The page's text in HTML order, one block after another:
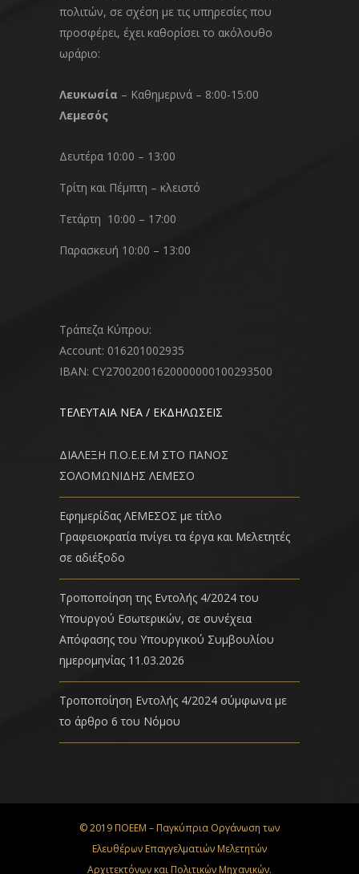
πολιτών, σε σχέση με τις υπηρεσίες που
προσφέρει, έχει καθορίσει το ακόλουθο
ωράριο:
Λευκωσία – Καθημερινά – 8:00-15:00
Λεμεσός
Δευτέρα 10:00 – 13:00
Τρίτη και Πέμπτη – κλειστό
Τετάρτη 10:00 – 17:00
Παρασκευή 10:00 – 13:00
Τράπεζα Κύπρου:
Account: 016201002935
IBAN: CY27002001620000000100293500
ΤΕΛΕΥΤΑΙΑ ΝΕΑ / ΕΚΔΗΛΩΣΕΙΣ
ΔΙΑΛΕΞΗ Π.Ο.Ε.Ε.Μ ΣΤΟ ΠΑΝΟΣ
ΣΟΛΟΜΩΝΙΔΗΣ ΛΕΜΕΣΟ
Εφημερίδας ΛΕΜΕΣΟΣ με τίτλο
Γραφειοκρατία πνίγει τα έργα και Μελετητές
σε αδιέξοδο
Τροποποίηση της Εντολής 4/2024 του
Υπουργού Εσωτερικών, σε συνέχεια
Απόφασης του Υπουργικού Συμβουλίου
ημερομηνίας 11.03.2026
Τροποποίηση Εντολής 4/2024 σύμφωνα με
το άρθρο 6 του Νόμου
© 2019 ΠΟΕΕΜ – Παγκύπρια Οργάνωση των
Ελευθέρων Επαγγελματιών Μελετητών
Αρχιτεκτόνων και Πολιτικών Μηχανικών.